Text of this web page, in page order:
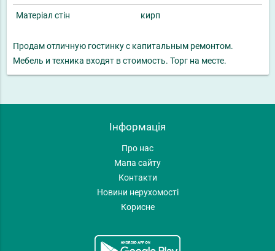
Матеріал стін кирп
Продам отличную гостинку с капитальным ремонтом.
Мебель и техника входят в стоимость. Торг на месте.
Інформація
Про нас
Мапа сайту
Контакти
Новини нерухомості
Корисне